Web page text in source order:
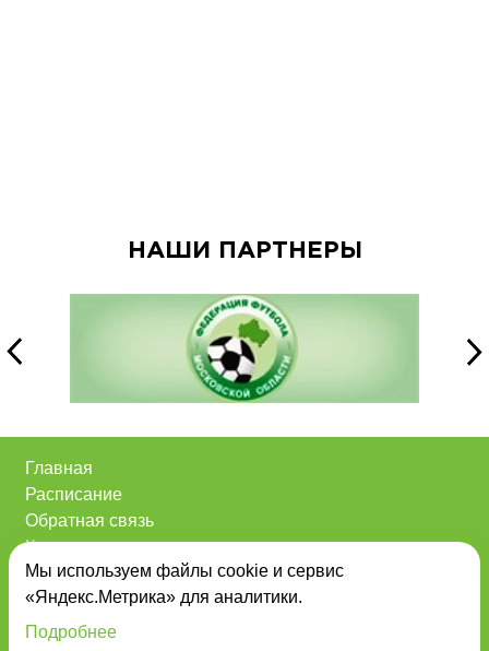
НАШИ ПАРТНЕРЫ
Главная
Расписание
Обратная связь
Контакты
О нас
Анонсы
Powered byPRproject
Мы используем файлы cookie и сервис
«Яндекс.Метрика» для аналитики.
Подробнее